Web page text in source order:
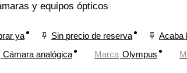
y equipos ópticos
ya Sin precio de reserva Acaba
Cámara analógica Marca Olympus